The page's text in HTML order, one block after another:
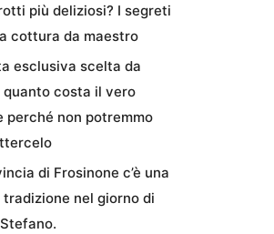
più deliziosi? I segreti
cottura da maestro
esclusiva scelta da
quanto costa il vero
perché non potremmo
di Frosinone c’è una
tradizione nel giorno di